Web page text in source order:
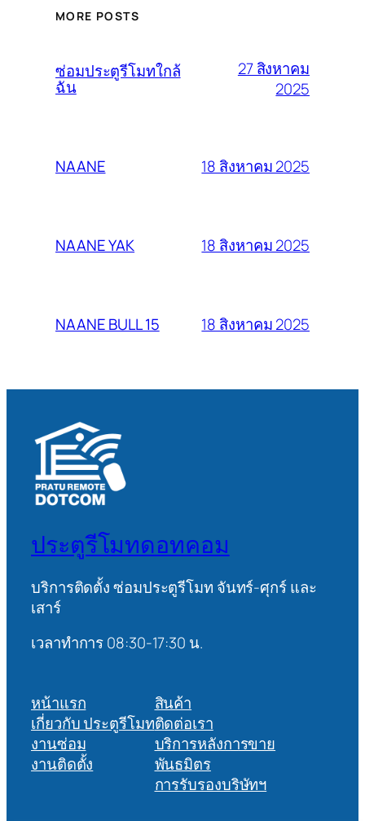
MORE POSTS
ซ่อมประตูรีโมทใกล้
ฉัน
27 สิงหาคม
2025
NAANE 18 สิงหาคม 2025
NAANE YAK 18 สิงหาคม 2025
NAANE BULL 15 18 สิงหาคม 2025
ประตูรีโมทดอทคอม
บริการติดตั้ง ซ่อมประตูรีโมท จันทร์-ศุกร์ และ
เสาร์
เวลาทำการ 08:30-17:30 น.
หน้าแรก
เกี่ยวกับ ประตูรีโมท
งานซ่อม
งานติดตั้ง
สินค้า
ติดต่อเรา
บริการหลังการขาย
พันธมิตร
การรับรองบริษัทฯ